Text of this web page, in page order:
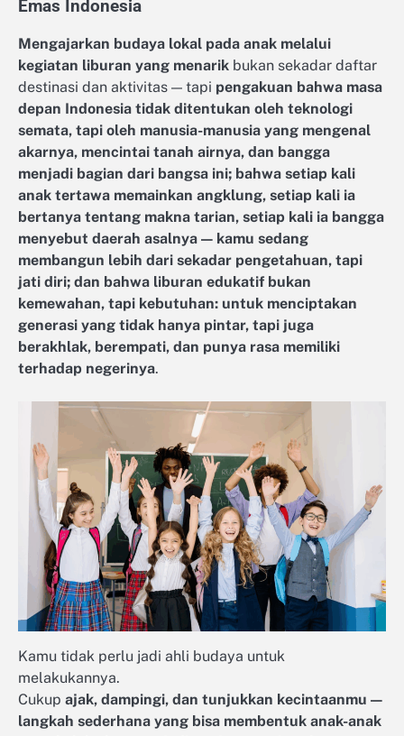
Emas Indonesia
Mengajarkan budaya lokal pada anak melalui
kegiatan liburan yang menarik bukan sekadar daftar
destinasi dan aktivitas — tapi pengakuan bahwa masa
depan Indonesia tidak ditentukan oleh teknologi
semata, tapi oleh manusia-manusia yang mengenal
akarnya, mencintai tanah airnya, dan bangga
menjadi bagian dari bangsa ini; bahwa setiap kali
anak tertawa memainkan angklung, setiap kali ia
bertanya tentang makna tarian, setiap kali ia bangga
menyebut daerah asalnya — kamu sedang
membangun lebih dari sekadar pengetahuan, tapi
jati diri; dan bahwa liburan edukatif bukan
kemewahan, tapi kebutuhan: untuk menciptakan
generasi yang tidak hanya pintar, tapi juga
berakhlak, berempati, dan punya rasa memiliki
terhadap negerinya.
Kamu tidak perlu jadi ahli budaya untuk
melakukannya.
Cukup ajak, dampingi, dan tunjukkan kecintaanmu —
langkah sederhana yang bisa membentuk anak-anak